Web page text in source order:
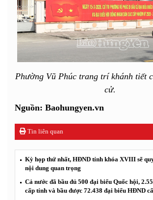
Phường Vũ Phúc trang trí khánh tiết
cử.
Nguồn: Baohungyen.vn
Tin liên quan
Kỳ họp thứ nhất, HĐND tỉnh khóa XVIII sẽ
nội dung quan trọng
Cả nước đã bầu đủ 500 đại biểu Quốc hội,
cấp tỉnh và bầu được 72.438 đại biểu HĐND